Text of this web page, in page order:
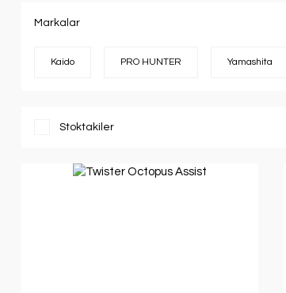
Markalar
Kaido PRO HUNTER Yamashita
Stoktakiler